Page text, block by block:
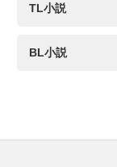
TL小説
BL小説